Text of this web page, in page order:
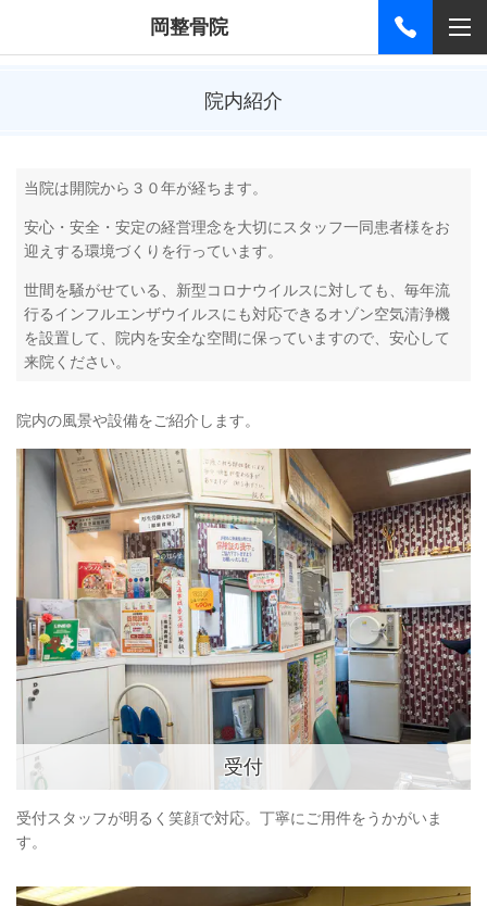
岡整骨院
院内紹介
当院は開院から３０年が経ちます。
安心・安全・安定の経営理念を大切にスタッフ一同患者様をお
迎えする環境づくりを行っています。
世間を騒がせている、新型コロナウイルスに対しても、毎年流
行るインフルエンザウイルスにも対応できるオゾン空気清浄機
を設置して、院内を安全な空間に保っていますので、安心して
来院ください。
院内の風景や設備をご紹介します。
受付
受付スタッフが明るく笑顔で対応。丁寧にご用件をうかがいま
す。